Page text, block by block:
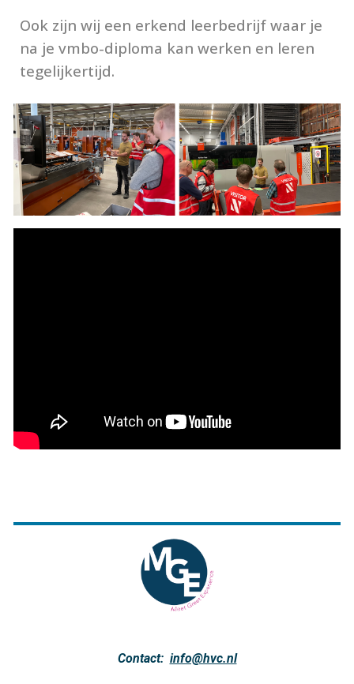
Ook zijn wij een erkend leerbedrijf waar je
na je vmbo-diploma kan werken en leren
tegelijkertijd.
Contact: info@hvc.nl